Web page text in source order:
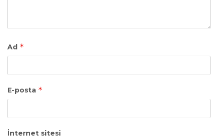
Ad *
E-posta *
İnternet sitesi